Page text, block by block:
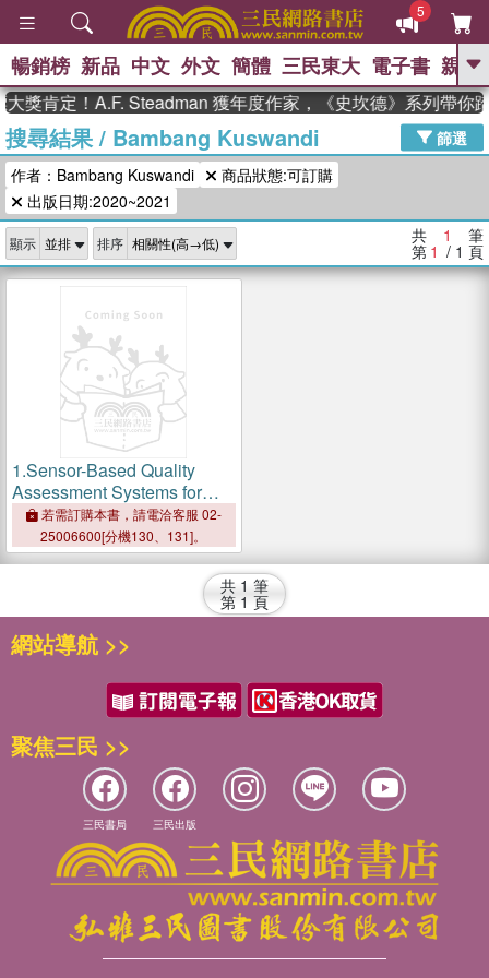
5
GO
熱搜： 東野圭吾 高希均教授回憶錄
、 The Odyssey 、 父親節 、 如果歷
史是一群喵 、 暑期推薦
登輝時代 、 數學女孩：黎曼猜想 、
偉大的迷走神經
暢銷榜 新品 中文 外文 簡體 三民東大 電子書 親子
獎肯定！A.F. Steadman 獲年度作家，《史坎德》系列帶你
搜尋結果/ Bambang Kuswandi
篩選
作者：Bambang Kuswandi
商品狀態:可訂購
出版日期:2020~2021
顯示 排序 共 1 筆
第 1 / 1 頁
1.Sensor-Based Quality
Assessment Systems for
Fruits and Vegetables
若需訂購本書，請電洽客服 02-
25006600[分機130、131]。
共 1 筆
第 1 頁
網站導航 >>
聚焦三民 >>
三民書局 三民出版